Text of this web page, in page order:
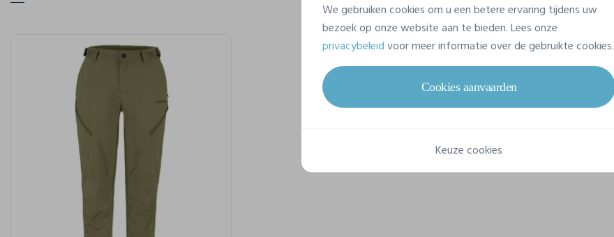
We gebruiken cookies om u een betere ervaring tijdens uw
bezoek op onze website aan te bieden. Lees onze
privacybeleidvoor meer informatie over de gebruikte cookies.
Cookies aanvaarden
Keuze cookies